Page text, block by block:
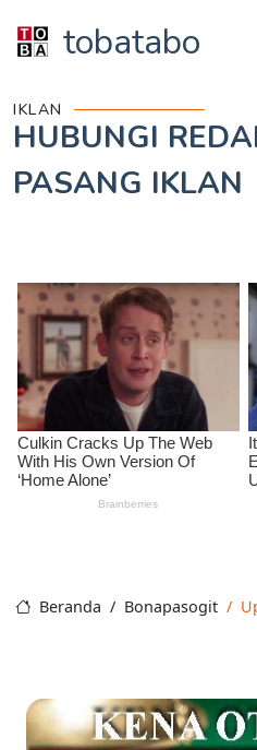
tobatabo
IKLAN
HUBUNGI
PASANG IKLAN
Beranda Bonapasogit